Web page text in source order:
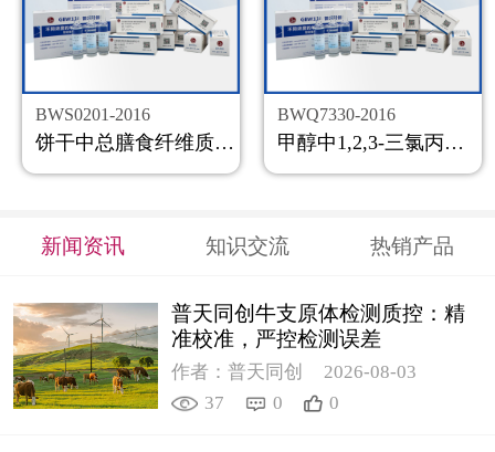
BWS0201-2016
饼干中总膳食纤维质控样品
BWQ7330-2016
甲醇中1,2,3-三氯丙烷溶液标准物质
新闻资讯 知识交流 热销产品
普天同创牛支原体检测质控：精
准校准，严控检测误差
作者：普天同创
2026-08-03
37
0 0